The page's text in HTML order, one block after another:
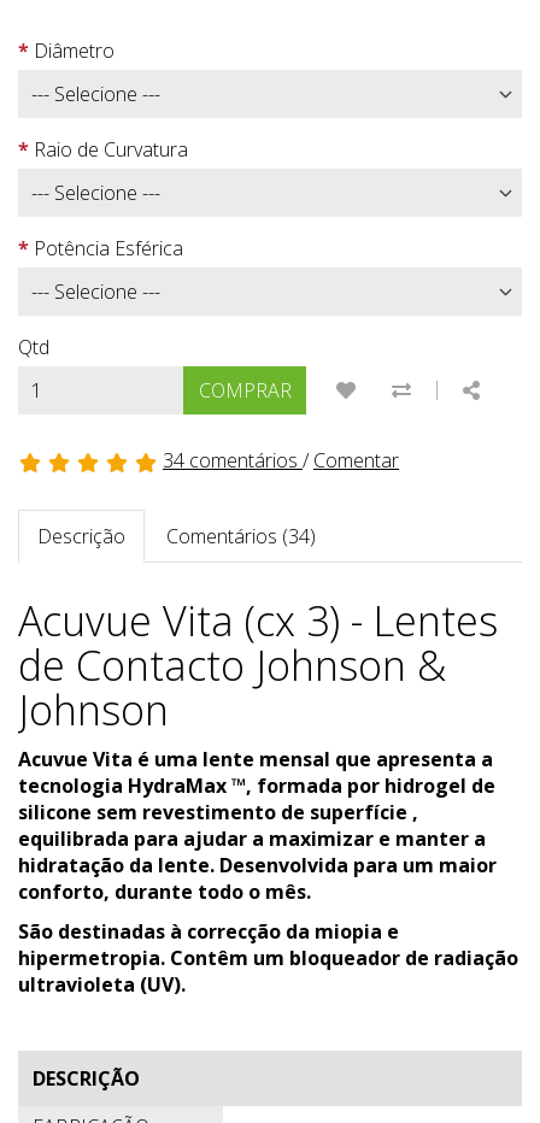
Diâmetro
Raio de Curvatura
Potência Esférica
Qtd
COMPRAR
ADICIONAR À LISTA
COMPARAR
| SHARE
34 comentários /Comentar
Descrição Comentários (34)
Acuvue Vita (cx 3) - Lentes
de Contacto Johnson &
Johnson
Acuvue Vita é uma lente mensal que apresenta a
tecnologia HydraMax ™, formada por hidrogel de
silicone sem revestimento de superfície ,
equilibrada para ajudar a maximizar e manter a
hidratação da lente. Desenvolvida para um maior
conforto, durante todo o mês.
São destinadas à correcção da miopia e
hipermetropia. Contêm um bloqueador de radiação
ultravioleta (UV).
DESCRIÇÃO